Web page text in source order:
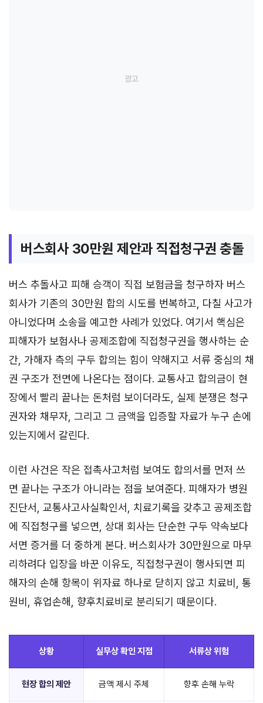
버스회사 30만원 제안과 직접청구권 충돌
버스 추돌사고 피해 승객이 직접 보험금을 청구하자 버스
회사가 기존의 30만원 합의 시도를 번복하고, 다칠 사고가
아니었다며 소송을 예고한 사례가 있었다. 여기서 핵심은
피해자가 보험사나 공제조합에 직접청구권을 행사하는 순
간, 가해자 측의 구두 합의는 힘이 약해지고 서류 중심의 채
권 구조가 전면에 나온다는 점이다. 교통사고 합의금이 현
장에서 빨리 끝나는 돈처럼 보이더라도, 실제 분쟁은 청구
권자와 채무자, 그리고 그 금액을 입증할 자료가 누구 손에
있는지에서 갈린다.
이런 사건은 작은 접촉사고처럼 보여도 합의서를 먼저 쓰
면 끝나는 구조가 아니라는 점을 보여준다. 피해자가 병원
진단서, 교통사고사실확인서, 치료기록을 갖추고 공제조합
에 직접청구를 넣으면, 상대 회사는 단순한 구두 약속보다
서면 증거를 더 중하게 본다. 버스회사가 30만원으로 마무
리하려다 입장을 바꾼 이유도, 직접청구권이 행사되면 피
해자의 손해 항목이 위자료 하나로 닫히지 않고 치료비, 통
원비, 휴업손해, 향후치료비로 분리되기 때문이다.
상황 실무상 확인 지점 서류상 위험
현장 합의 제안 금액 제시 주체 향후 손해 누락